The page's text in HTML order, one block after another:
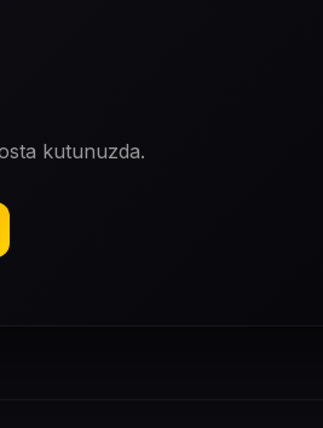
kutunuzda.